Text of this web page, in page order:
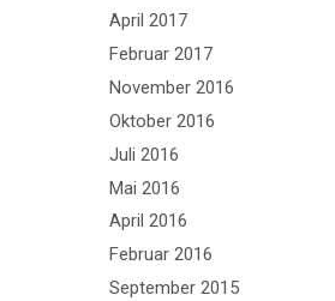
April 2017
Februar 2017
November 2016
Oktober 2016
Juli 2016
Mai 2016
April 2016
Februar 2016
September 2015